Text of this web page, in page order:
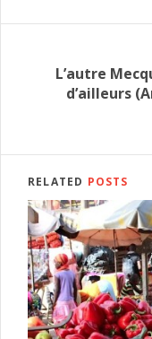
L’autre
d’ailleurs
RELATED POSTS